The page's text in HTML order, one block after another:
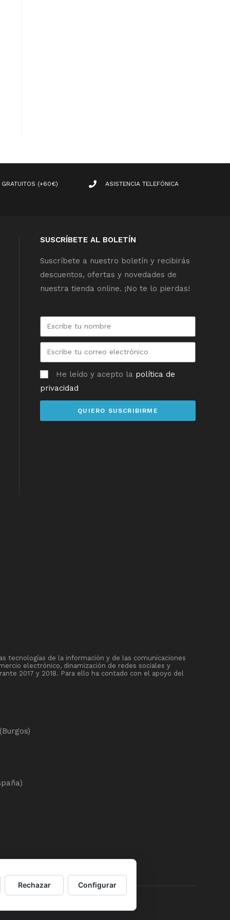
GRATUITOS (+60€) ASISTENCIA TELEFÓNICA
SUSCRÍBETE AL BOLETÍN
Suscríbete a nuestro boletín y recibirás
descuentos, ofertas y novedades de
nuestra tienda online. ¡No te lo pierdas!
He leído y acepto la política de
privacidad
QUIERO SUSCRIBIRME
tecnologías de la información y de las comunicaciones
electrónico, dinamización de redes sociales y
2017 y 2018. Para ello ha contado con el apoyo del
(Burgos)
Rechazar Configurar